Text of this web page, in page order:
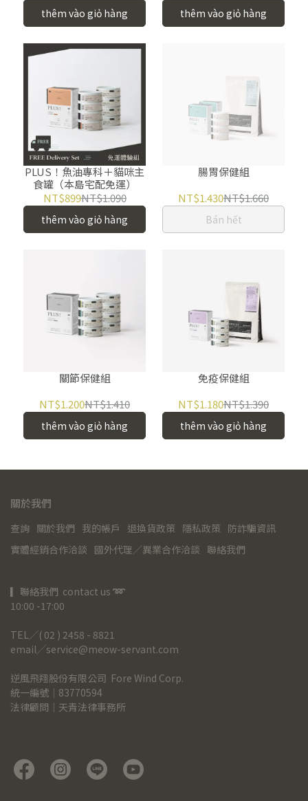
thêm vào giỏ hàng thêm vào giỏ hàng
PLUS！魚油專科＋貓咪主
食罐（本島宅配免運）
NT$899NT$1.090
thêm vào giỏ hàng
腸胃保健組
NT$1.430NT$1.660
Bán hết
關節保健組
NT$1.200NT$1.410
thêm vào giỏ hàng
免疫保健組
NT$1.180NT$1.390
thêm vào giỏ hàng
關於我們
查詢 關於我們 我的帳戶 退換貨政策 隱私政策 防詐騙資訊
實體經銷合作洽談 國外代理／異業合作洽談 聯絡我們
▎聯絡我們  contact us ➿
10:00 -17:00
TEL╱( 02 ) 2458 - 8821
email╱service@meow-servant.com
逆風飛翔股份有限公司  Fore Wind Corp.
統一編號｜83770594
法律顧問｜天青法律事務所